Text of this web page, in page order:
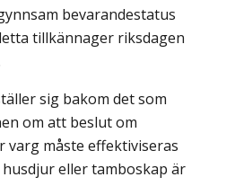
bevarandestatus
tillkännager riksdagen
sig bakom det som
om att beslut om
varg måste effektiviseras
eller tamboskap är